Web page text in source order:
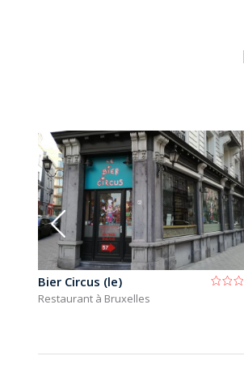
Bier Circus (le)
Restaurant à Bruxelles